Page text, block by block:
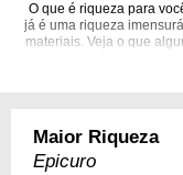
O que é riqueza para
já é uma riqueza
materiais. Veja o que
a
Maior Riqueza
Epicuro